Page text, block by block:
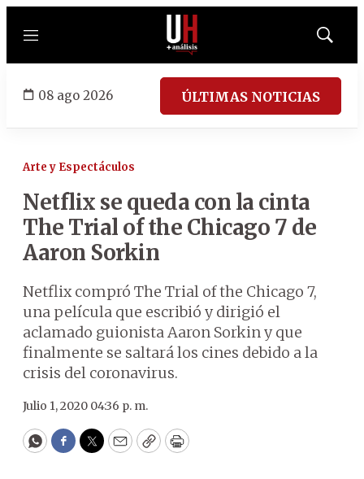
Menú
Mostrar
08 ago 2026 ÚLTIMAS NOTICIAS
Arte y Espectáculos
Netflix se queda con la cinta
The Trial of the Chicago 7 de
Aaron Sorkin
Netflix compró The Trial of the Chicago 7,
una película que escribió y dirigió el
aclamado guionista Aaron Sorkin y que
finalmente se saltará los cines debido a la
crisis del coronavirus.
Julio 1, 2020 04:36 p. m.
WhatsApp
Facebook
Twitter
EmailCopyPrint